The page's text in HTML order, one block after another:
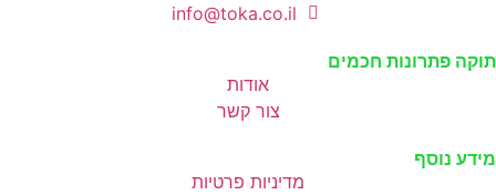
info@toka.co.il
תוקה פתרונות חכמים
אודות
צור קשר
מידע נוסף
מדיניות פרטיות